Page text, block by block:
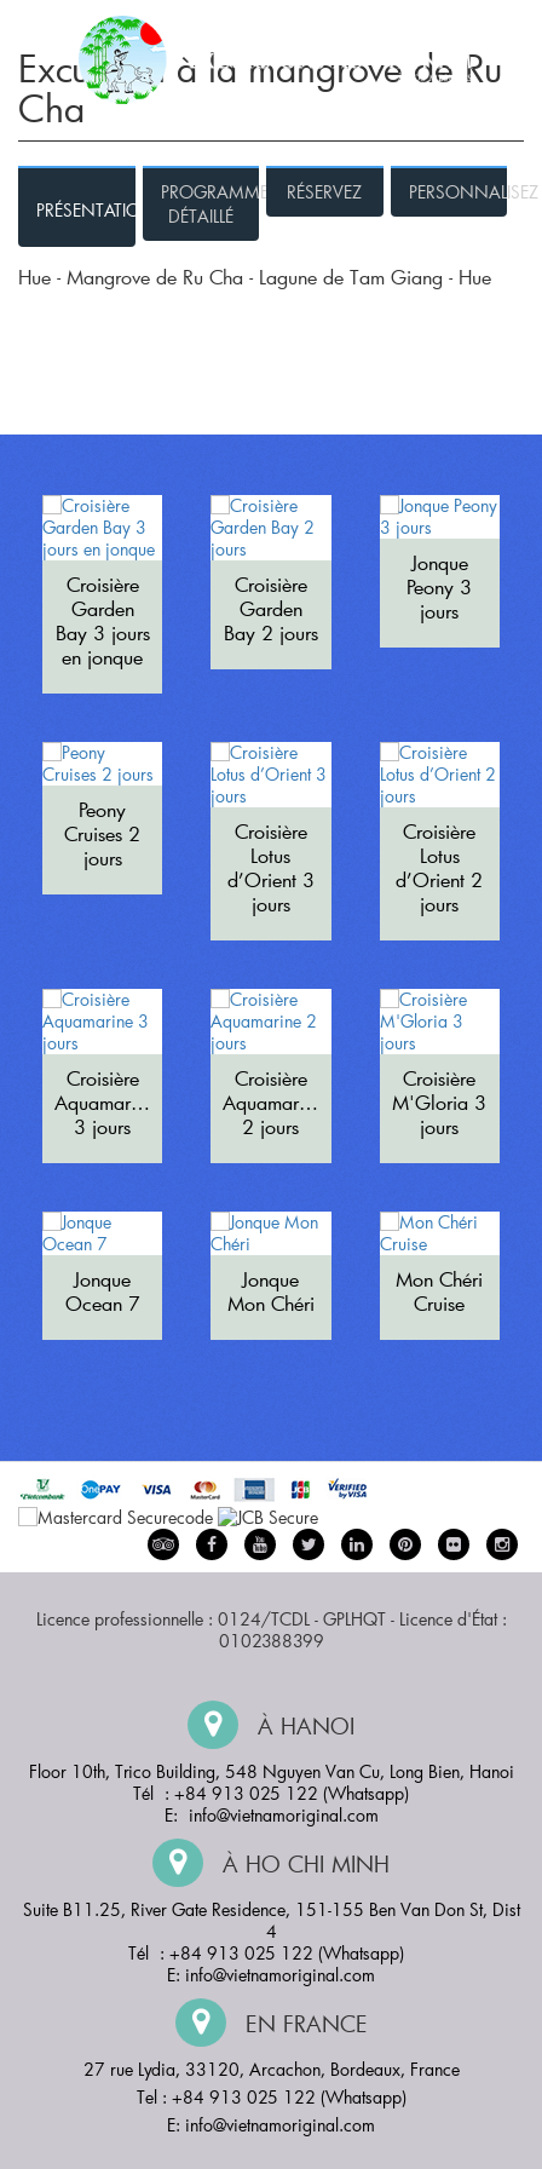
Excursion à la mangrove de Ru
Cha
PRÉSENTATION
PROGRAMME
DÉTAILLÉ
RÉSERVEZ PERSONNALISEZ
Hue - Mangrove de Ru Cha - Lagune de Tam Giang - Hue
Croisière
Garden
Bay 3 jours
en jonque
Croisière
Garden
Bay 2 jours
Jonque
Peony 3
jours
Peony
Cruises 2
jours
Croisière
Lotus
d’Orient 3
jours
Croisière
Lotus
d’Orient 2
jours
Croisière
Aquamarine
3 jours
Croisière
Aquamarine
2 jours
Croisière
M'Gloria 3
jours
Jonque
Ocean 7
Jonque
Mon Chéri
Mon Chéri
Cruise
Licence professionnelle : 0124/TCDL - GPLHQT - Licence d'État :
0102388399
À HANOI
Floor 10th, Trico Building, 548 Nguyen Van Cu, Long Bien, Hanoi
Tél : +84 913 025 122 (Whatsapp)
E: info@vietnamoriginal.com
À HO CHI MINH
Suite B11.25, River Gate Residence, 151-155 Ben Van Don St, Dist
4
Tél : +84 913 025 122 (Whatsapp)
E: info@vietnamoriginal.com
EN FRANCE
27 rue Lydia, 33120, Arcachon, Bordeaux, France
Tel : +84 913 025 122 (Whatsapp)
E: info@vietnamoriginal.com